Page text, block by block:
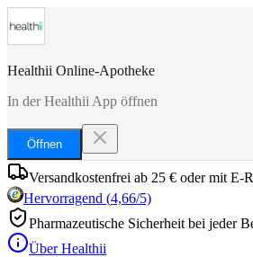
Healthii Online-Apotheke
In der Healthii App öffnen
Öffnen
Versandkostenfrei ab 25 € oder mit E-
Hervorragend (4,66/5)
Pharmazeutische Sicherheit bei jeder
Über Healthii